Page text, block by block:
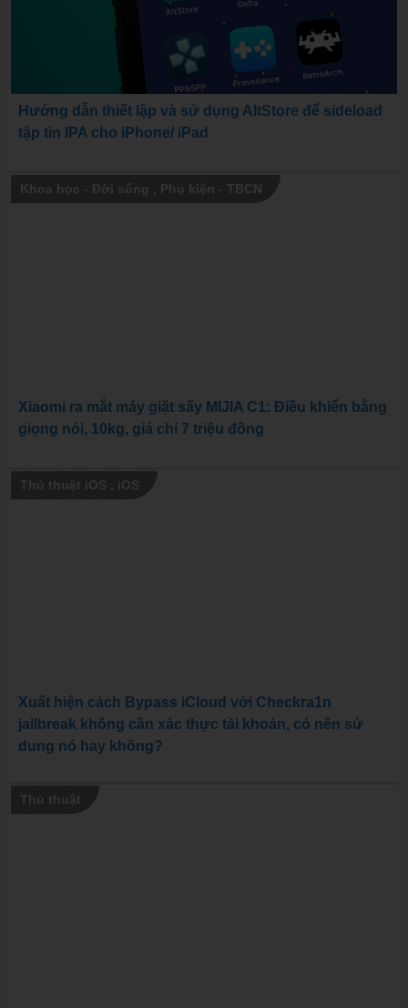
Hướng dẫn thiết lập và sử dụng AltStore để sideload
tập tin IPA cho iPhone/ iPad
Khoa học - Đời sống , Phụ kiện - TBCN
Xiaomi ra mắt máy giặt sấy MIJIA C1: Điều khiển bằng
giọng nói, 10kg, giá chỉ 7 triệu đồng
Thủ thuật iOS , iOS
Xuất hiện cách Bypass iCloud với Checkra1n
jailbreak không cần xác thực tài khoản, có nên sử
dung nó hay không?
Thủ thuật